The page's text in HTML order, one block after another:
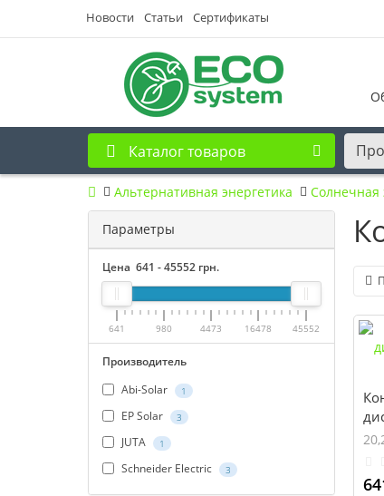
Новости Статьи Сертификаты
Каталог товаров
Альтернативная энергетика Солнечная
Параметры
Цена 641 -45552 грн.
641 980 4473 16478 45552
Производитель
Abi-Solar
1
EP Solar 3
JUTA 1
Schneider Electric 3